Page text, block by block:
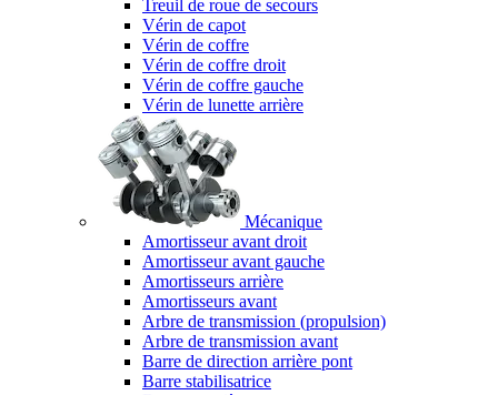
Treuil de roue de secours
Vérin de capot
Vérin de coffre
Vérin de coffre droit
Vérin de coffre gauche
Vérin de lunette arrière
Mécanique
Amortisseur avant droit
Amortisseur avant gauche
Amortisseurs arrière
Amortisseurs avant
Arbre de transmission (propulsion)
Arbre de transmission avant
Barre de direction arrière pont
Barre stabilisatrice